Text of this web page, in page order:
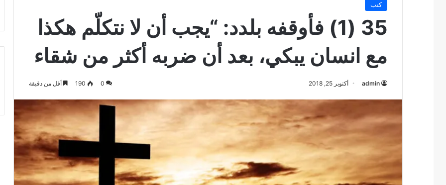
كتب
35 (1) فأوقفه بلدد: “يجب أن لا نتكلّم هكذا
مع انسان يبكي، بعد أن ضربه أكثر من شقاء
admin أكتوبر 25, 2018 0
190 أقل من دقيقة